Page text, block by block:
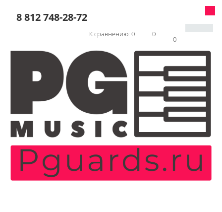
8 812 748-28-72
0
0
К сравнению: 0